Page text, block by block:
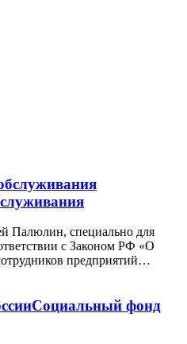
Палюлин, специально для
с Законом РФ «О
предприятий…
Социальный фонд